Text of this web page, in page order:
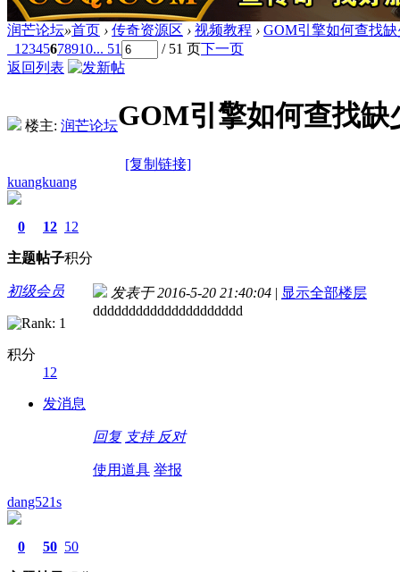
润芒论坛»首页 › 传奇资源区 › 视频教程 › GOM引擎如何查找
1 2345678910... 51 / 51 页下一页
返回列表
楼主: 润芒论坛GOM引擎如何查找
[复制链接]
kuangkuang
0
主题
12
帖子
12
积分
初级会员
积分
12
发消息
发表于 2016-5-20 21:40:04 | 显示全部楼层
ddddddddddddddddddddd
回复 支持 反对
使用道具 举报
dang521s
0 50 50